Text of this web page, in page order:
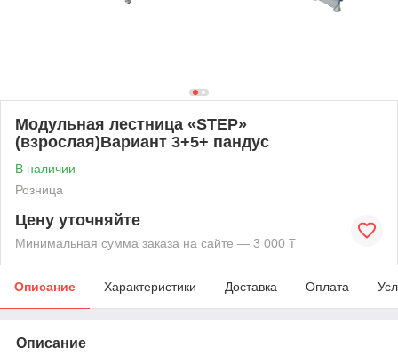
Модульная лестница «STEP»
(взрослая)Вариант 3+5+ пандус
В наличии
Розница
Цену уточняйте
Минимальная сумма заказа на сайте — 3 000 ₸
Описание Характеристики Доставка Оплата
Описание